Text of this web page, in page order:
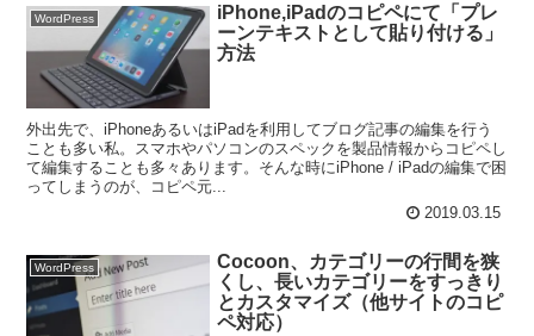
WordPress
iPhone,iPadのコピペにて「プレ
ーンテキストとして貼り付ける」
方法
外出先で、iPhoneあるいはiPadを利用してブログ記事の編集を行う
ことも多い私。スマホやパソコンのスペックを製品情報からコピペし
て編集することも多々あります。そんな時にiPhone / iPadの編集で困
ってしまうのが、コピペ元...
2019.03.15
WordPress
Cocoon、カテゴリーの行間を狭
くし、長いカテゴリーをすっきり
とカスタマイズ（他サイトのコピ
ペ対応）